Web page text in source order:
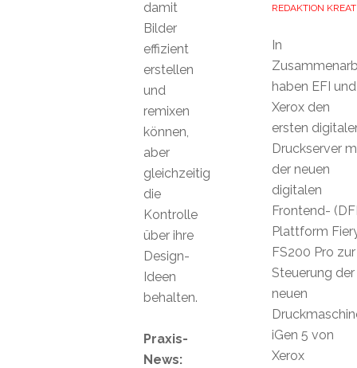
REDAKTION
In
haben EFI und
Xerox den
ersten
Druckserver
der neuen
digitalen
Frontend-
Plattform
FS200 Pro zur
Steuerung der
neuen
iGen 5 von
Xerox
damit
Bilder
effizient
erstellen
und
remixen
können,
aber
gleichzeitig
die
Kontrolle
über ihre
Design-
Ideen
behalten.
Praxis-
News: